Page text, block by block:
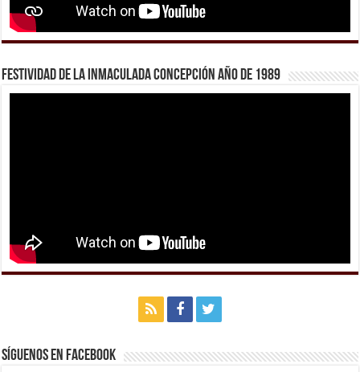
Festividad de la Inmaculada Concepción año de 1989
Síguenos en Facebook